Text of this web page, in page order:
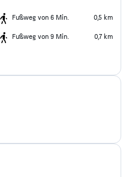
Fußweg von 6 Min. 0,5 km
Fußweg von 9 Min. 0,7 km